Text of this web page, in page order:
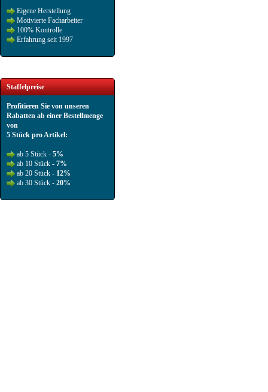
Eigene Herstellung
Motivierte Facharbeiter
100% Kontrolle
Erfahrung seit 1997
Staffelpreise
Profitieren Sie von unseren
Rabatten ab einer Bestellmenge
von
5 Stück pro Artikel:
ab 5 Stück - 5%
ab 10 Stück - 7%
ab 20 Stück - 12%
ab 30 Stück - 20%